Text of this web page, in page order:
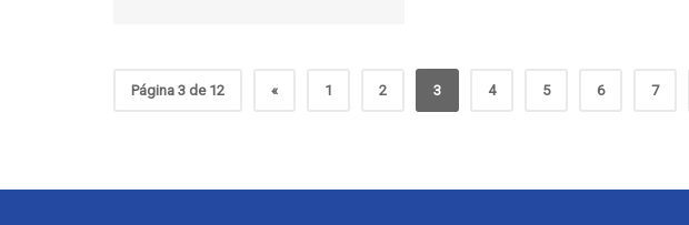
Página 3 de 12 « 1 2 3 4 5 6 7